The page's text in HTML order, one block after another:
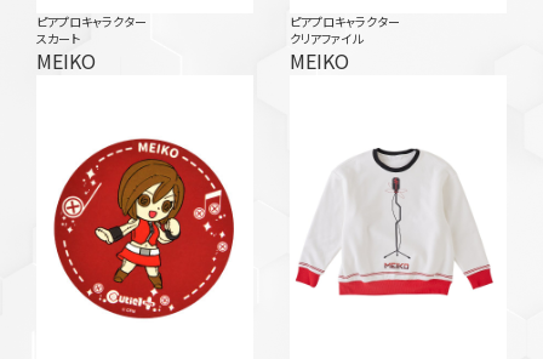
ピアプロキャラクター
スカート
MEIKO
ピアプロキャラクター
クリアファイル
MEIKO